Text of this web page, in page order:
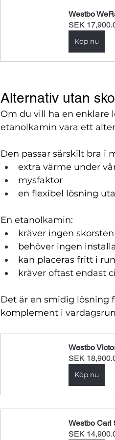
Westbo
SEK
Köp nu
Alternativ utan
Om du vill ha en enklare
etanolkamin vara ett
Den passar särskilt bra i
extra värme under
mysfaktor
en flexibel lösning
En etanolkamin:
kräver ingen skorsten
behöver ingen
kan placeras fritt i
kräver oftast endast
Det är en smidig lösning
komplement i
Westbo
SEK
Köp nu
Westbo Carl
SEK